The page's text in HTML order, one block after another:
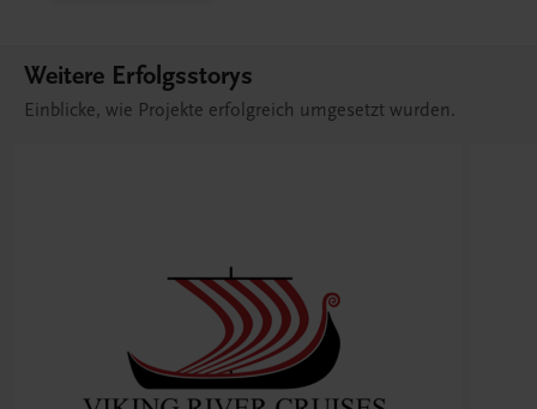
Weitere Erfolgsstorys
Einblicke, wie Projekte erfolgreich umgesetzt wurden.